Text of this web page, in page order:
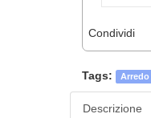
Condividi
Tags: Arredo
Descrizione